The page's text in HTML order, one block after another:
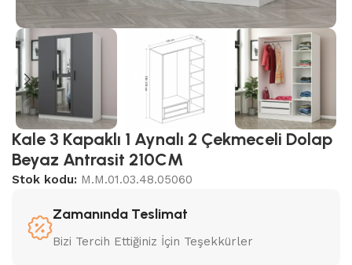
Kale 3 Kapaklı 1 Aynalı 2 Çekmeceli Dolap
Beyaz Antrasit 210CM
Stok kodu: M.M.01.03.48.05060
Zamanında Teslimat
Bizi Tercih Ettiğiniz İçin Teşekkürler